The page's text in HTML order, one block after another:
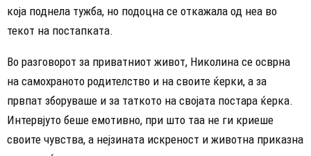
која поднела тужба, но подоцна се откажала од неа во
текот на постапката.
Во разговорот за приватниот живот, Николина се осврна
на самохраното родителство и на своите ќерки, а за
првпат зборуваше и за таткото на својата постара ќерка.
Интервјуто беше емотивно, при што таа не ги криеше
своите чувства, а нејзината искреност и животна приказна